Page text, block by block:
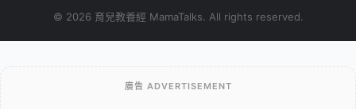
© 2026 育兒教養經 MamaTalks. All rights reserved.
廣告 ADVERTISEMENT